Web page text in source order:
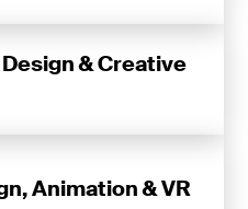
& Creative
Animation & VR